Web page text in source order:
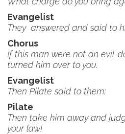
Evangelist
They answered and said to
Chorus
If this man were not an evil-
turned him over to you.
Evangelist
Then Pilate said to them:
Pilate
Then take him away and
your law!